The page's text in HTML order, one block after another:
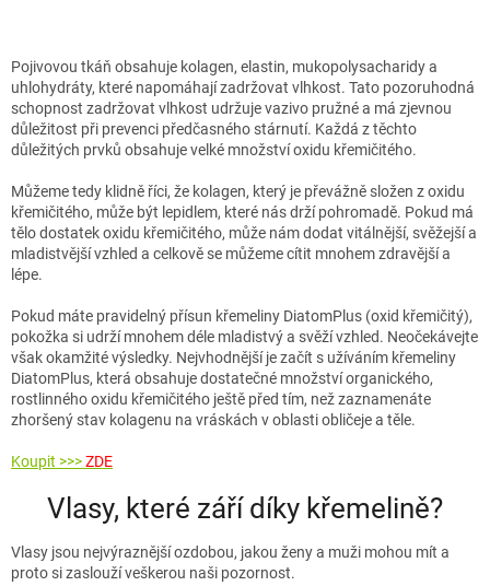
Pojivovou tkáň obsahuje kolagen, elastin, mukopolysacharidy a
uhlohydráty, které napomáhají zadržovat vlhkost. Tato pozoruhodná
schopnost zadržovat vlhkost udržuje vazivo pružné a má zjevnou
důležitost při prevenci předčasného stárnutí. Každá z těchto
důležitých prvků obsahuje velké množství oxidu křemičitého.
Můžeme tedy klidně říci, že kolagen, který je převážně složen z oxidu
křemičitého, může být lepidlem, které nás drží pohromadě. Pokud má
tělo dostatek oxidu křemičitého, může nám dodat vitálnější, svěžejší a
mladistvější vzhled a celkově se můžeme cítit mnohem zdravější a
lépe.
Pokud máte pravidelný přísun křemeliny DiatomPlus (oxid křemičitý),
pokožka si udrží mnohem déle mladistvý a svěží vzhled. Neočekávejte
však okamžité výsledky. Nejvhodnější je začít s užíváním křemeliny
DiatomPlus, která obsahuje dostatečné množství organického,
rostlinného oxidu křemičitého ještě před tím, než zaznamenáte
zhoršený stav kolagenu na vráskách v oblasti obličeje a těle.
Koupit >>>ZDE
Vlasy, které září díky křemelině?
Vlasy jsou nejvýraznější ozdobou, jakou ženy a muži mohou mít a
proto si zaslouží veškerou naši pozornost.